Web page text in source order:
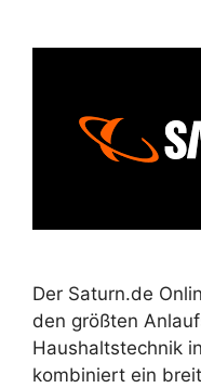
Der Saturn.de
den größten
Haushaltstechnik
kombiniert ein